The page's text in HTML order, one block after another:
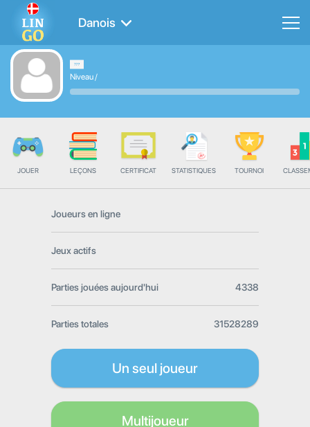
Danois
Niveau/
JOUER LEÇONS CERTIFICAT STATISTIQUES TOURNOI
Joueurs en ligne
Jeux actifs
Parties jouées aujourd'hui 4338
Parties totales 31528289
Un seul joueur
Multijoueur